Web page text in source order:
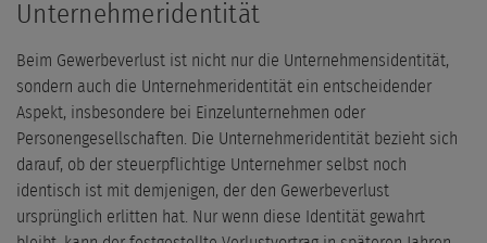
Unternehmeridentität
Beim Gewerbeverlust ist nicht nur die Unternehmensidentität,
sondern auch die Unternehmeridentität ein entscheidender
Aspekt, insbesondere bei Einzelunternehmen oder
Personengesellschaften. Die Unternehmeridentität bezieht sich
darauf, ob der steuerpflichtige Unternehmer selbst noch
identisch ist mit demjenigen, der den Gewerbeverlust
ursprünglich erlitten hat. Nur wenn diese Identität gewahrt